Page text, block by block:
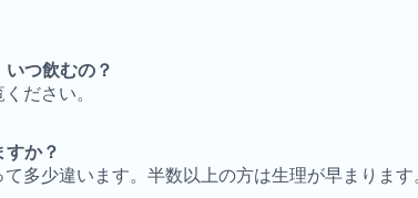
いつ飲むの？
ださい。
すか？
多少違います。半数以上の方は生理が早まりま